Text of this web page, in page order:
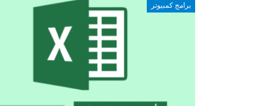
برامج كمبيوتر